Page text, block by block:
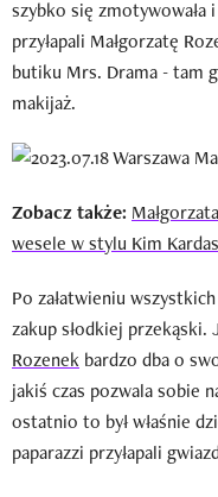
szybko się zmotywowała
przyłapali Małgorzatę
butiku Mrs. Drama - tam
makijaż.
Zobacz także:
wesele w stylu Kim
Po załatwieniu
zakup słodkiej przekąski.
Rozenek bardzo dba o
jakiś czas pozwala sobie
ostatnio to był właśnie
paparazzi przyłapali